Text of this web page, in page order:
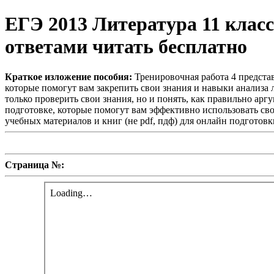
ЕГЭ 2013 Литература 11
ответами читать бесплатно
Краткое изложение пособия: Тренировочная работа 4
которые помогут вам закрепить свои знания и навыки
только проверить свои знания, но и понять, как правильно
подготовке, которые помогут вам эффективно использовать
учебных материалов и книг (не pdf, пдф) для онлайн
Страница №: